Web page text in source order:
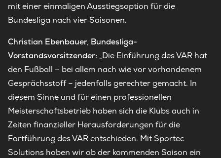
mit einer einmaligen Ausstiegsoption für die
Bundesliga nach vier Saisonen.
Christian Ebenbauer, Bundesliga-
Vorstandsvorsitzender: „Die Einführung des VAR hat
den Fußball – bei allem nach wie vor vorhandenem
Gesprächsstoff – jedenfalls gerechter gemacht. In
diesem Sinne und für einen professionellen
Meisterschaftsbetrieb haben sich die Klubs auch in
Zeiten finanzieller Herausforderungen für die
Fortführung des VAR entschieden. Mit Sportec
Solutions haben wir ab der kommenden Saison ein